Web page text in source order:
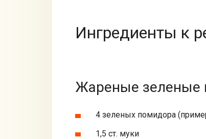
Ингредиенты к
Жареные зеленые
4 зеленых помидора
1,5 ст. муки